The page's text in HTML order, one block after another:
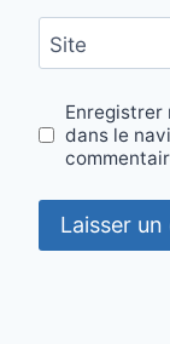
Site
Enregistrer
dans le